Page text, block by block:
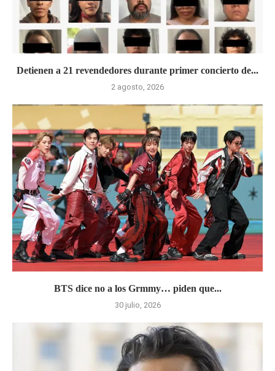
Detienen a 21 revendedores durante primer concierto de...
2 agosto, 2026
BTS dice no a los Grmmy… piden que...
30 julio, 2026